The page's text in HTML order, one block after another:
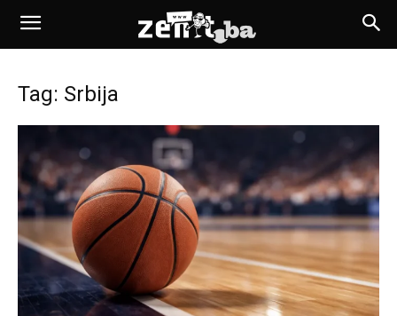
Tag: Srbija